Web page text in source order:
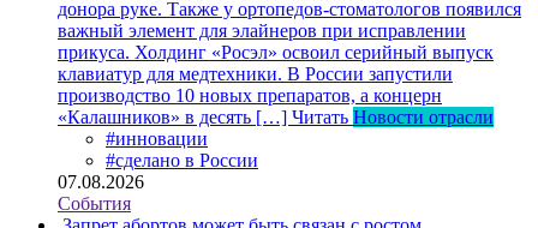
донора руке. Также у ортопедов-стоматологов появился
важный элемент для элайнеров при исправлении
прикуса. Холдинг «Росэл» освоил серийный выпуск
клавиатур для медтехники. В России запустили
производство 10 новых препаратов, а концерн
«Калашников» в десять […] Читать Новости отрасли
#инновации
#сделано в России
07.08.2026
События